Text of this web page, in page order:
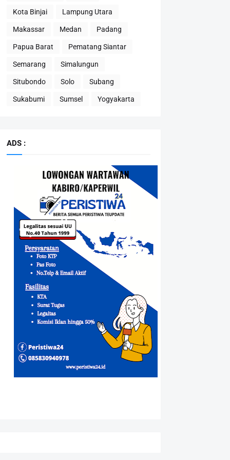
Kota Binjai Lampung Utara
Makassar Medan Padang
Papua Barat Pematang Siantar
Semarang Simalungun
Situbondo Solo Subang
Sukabumi Sumsel Yogyakarta
ADS :